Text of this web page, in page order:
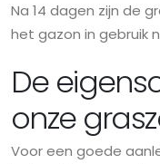
Na 14 dagen zijn de
het gazon in gebruik
De
onze
Voor een goede